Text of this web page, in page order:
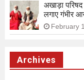
अखाड़ा परिषद
लगाए गंभीर
February
Archives